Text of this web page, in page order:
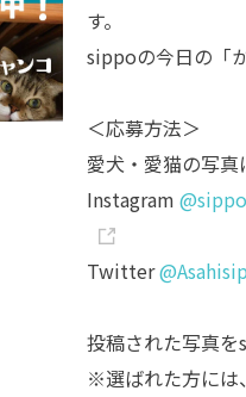
す。
sippoの今日の「
＜応募方法＞
愛犬・愛猫の写真
Instagram
Twitter
投稿された写真を
※選ばれた方には